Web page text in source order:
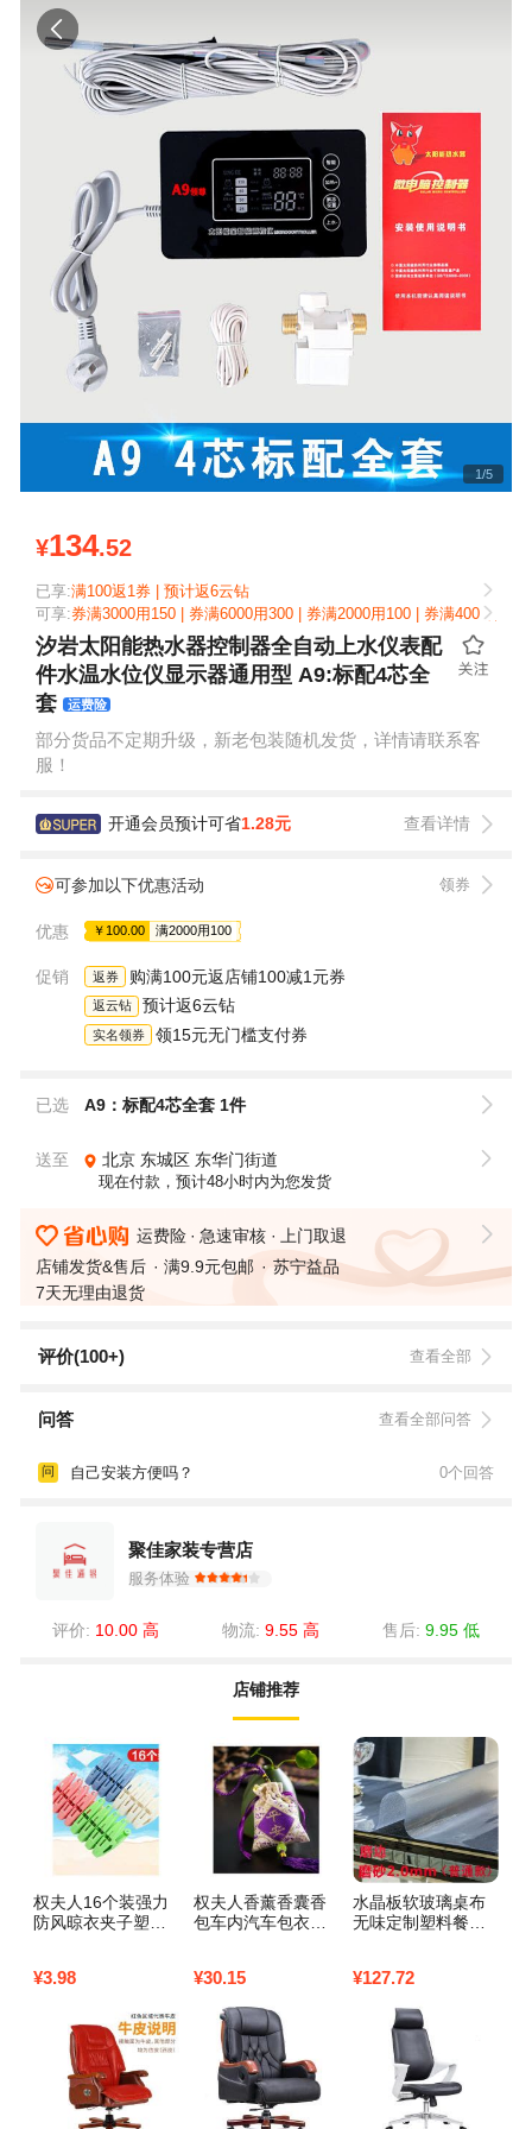
1/5
¥134.52
已享:满100返1券 | 预计返6云钻
可享:券满3000用150 | 券满6000用300 | 券满2000用100 | 券满4000用
汐岩太阳能热水器控制器全自动上水仪表配
件水温水位仪显示器通用型 A9:标配4芯全
套 运费险
部分货品不定期升级，新老包装随机发货，详情请联系客
服！
开通会员预计可省1.28元 查看详情
可参加以下优惠活动 领券
优惠 ￥100.00 满2000用100
促销 返券 购满100元返店铺100减1元券
返云钻 预计返6云钻
实名领券 领15元无门槛支付券
已选 A9：标配4芯全套 1件
送至 北京 东城区 东华门街道
现在付款，预计48小时内为您发货
运费险 急速审核
上门取退
店铺发货&售后
满9.9元包邮
苏宁益品
7天无理由退货
评价(100+) 查看全部
问答 查看全部问答
问 自己安装方便吗？ 0个回答
聚佳家装专营店
服务体验
评价: 10.00 高 物流: 9.55 高 售后:9.95 低
店铺推荐
权夫人16个装强力
防风晾衣夹子塑料
2
¥3.98
权夫人香薰香囊香
包车内汽车包衣柜
¥30.15
水晶板软玻璃桌布
无味定制塑料餐桌
0*150 磨边磨砂2.0
¥127.72